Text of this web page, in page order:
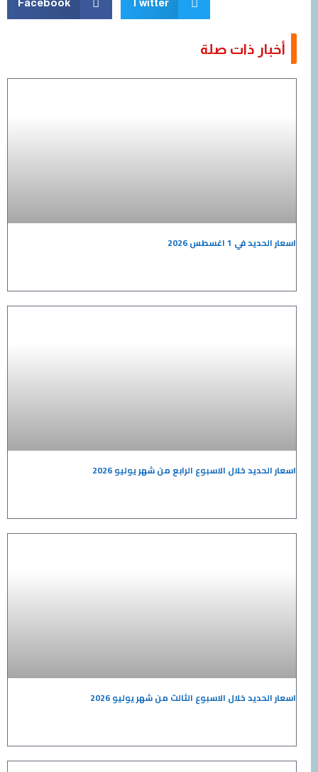
Facebook
ذات صلة
1 اغسطس 2026
خلال الاسبوع الرابع من شهر يوليو 2026
خلال الاسبوع الثالث من شهر يوليو 2026